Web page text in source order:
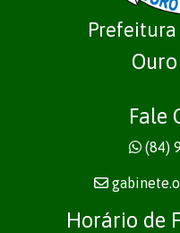
Fale
(84)
Horário de